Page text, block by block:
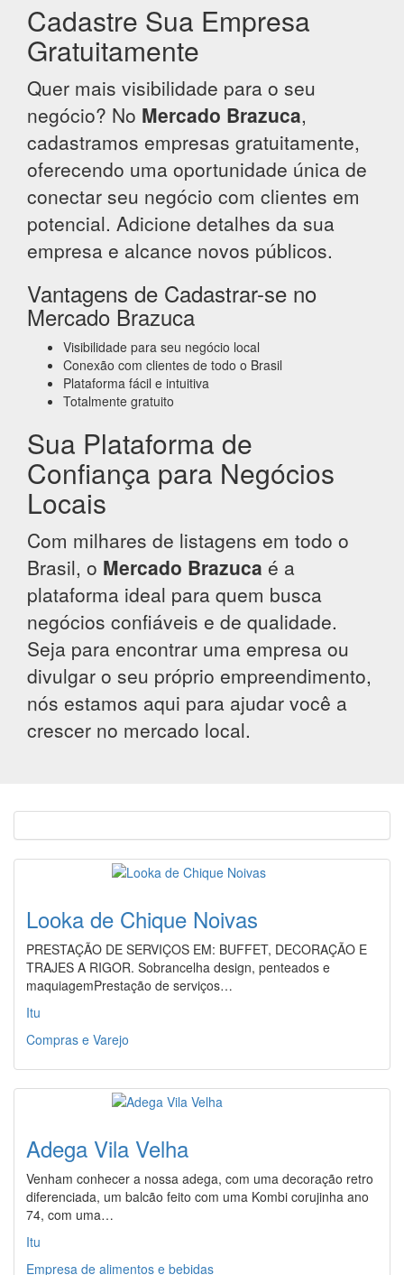
Cadastre Sua Empresa
Gratuitamente
Quer mais visibilidade para o seu
negócio? No Mercado Brazuca,
cadastramos empresas gratuitamente,
oferecendo uma oportunidade única de
conectar seu negócio com clientes em
potencial. Adicione detalhes da sua
empresa e alcance novos públicos.
Vantagens de Cadastrar-se no
Mercado Brazuca
Visibilidade para seu negócio local
Conexão com clientes de todo o Brasil
Plataforma fácil e intuitiva
Totalmente gratuito
Sua Plataforma de
Confiança para Negócios
Locais
Com milhares de listagens em todo o
Brasil, o Mercado Brazuca é a
plataforma ideal para quem busca
negócios confiáveis e de qualidade.
Seja para encontrar uma empresa ou
divulgar o seu próprio empreendimento,
nós estamos aqui para ajudar você a
crescer no mercado local.
Looka de Chique Noivas
PRESTAÇÃO DE SERVIÇOS EM: BUFFET, DECORAÇÃO E
TRAJES A RIGOR. Sobrancelha design, penteados e
maquiagemPrestação de serviços…
Itu
Compras e Varejo
Adega Vila Velha
Venham conhecer a nossa adega, com uma decoração retro
diferenciada, um balcão feito com uma Kombi corujinha ano
74, com uma…
Itu
Empresa de alimentos e bebidas